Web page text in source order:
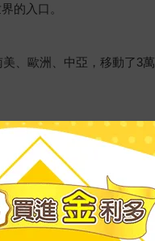
的入口。
、歐洲、中亞，移動了3
能鑽入觀光手冊的留白
空白處「一定存在著什
型流水席；人們與歷史